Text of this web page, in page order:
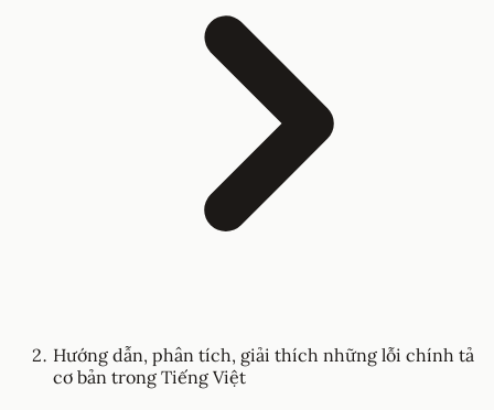
Hướng dẫn, phân tích, giải thích những lỗi chính tả
cơ bản trong Tiếng Việt